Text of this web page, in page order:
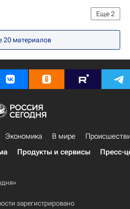
Еще2
футбола (ФИФА)
20 материалов
Экономика В мире
Продукты и сервисы Пресс-
зарегистрировано